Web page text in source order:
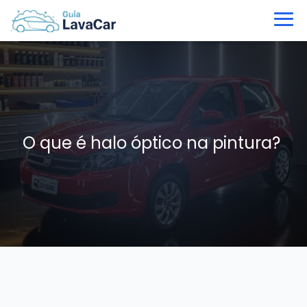
O que é halo óptico na pintura?